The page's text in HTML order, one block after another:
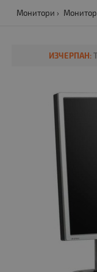
Монитори
ИЗЧЕРПАН: